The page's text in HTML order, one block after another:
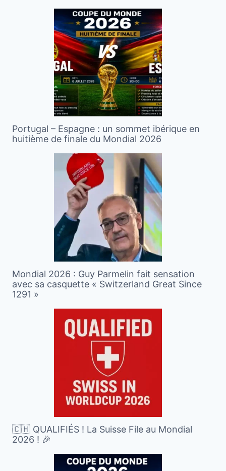
Portugal – Espagne : un sommet ibérique en
huitième de finale du Mondial 2026
Mondial 2026 : Guy Parmelin fait sensation
avec sa casquette « Switzerland Great Since
1291 »
🇨🇭 QUALIFIÉS ! La Suisse File au Mondial
2026 ! 🎉